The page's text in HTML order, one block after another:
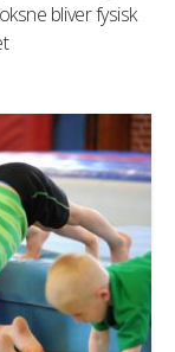
bliver fysisk